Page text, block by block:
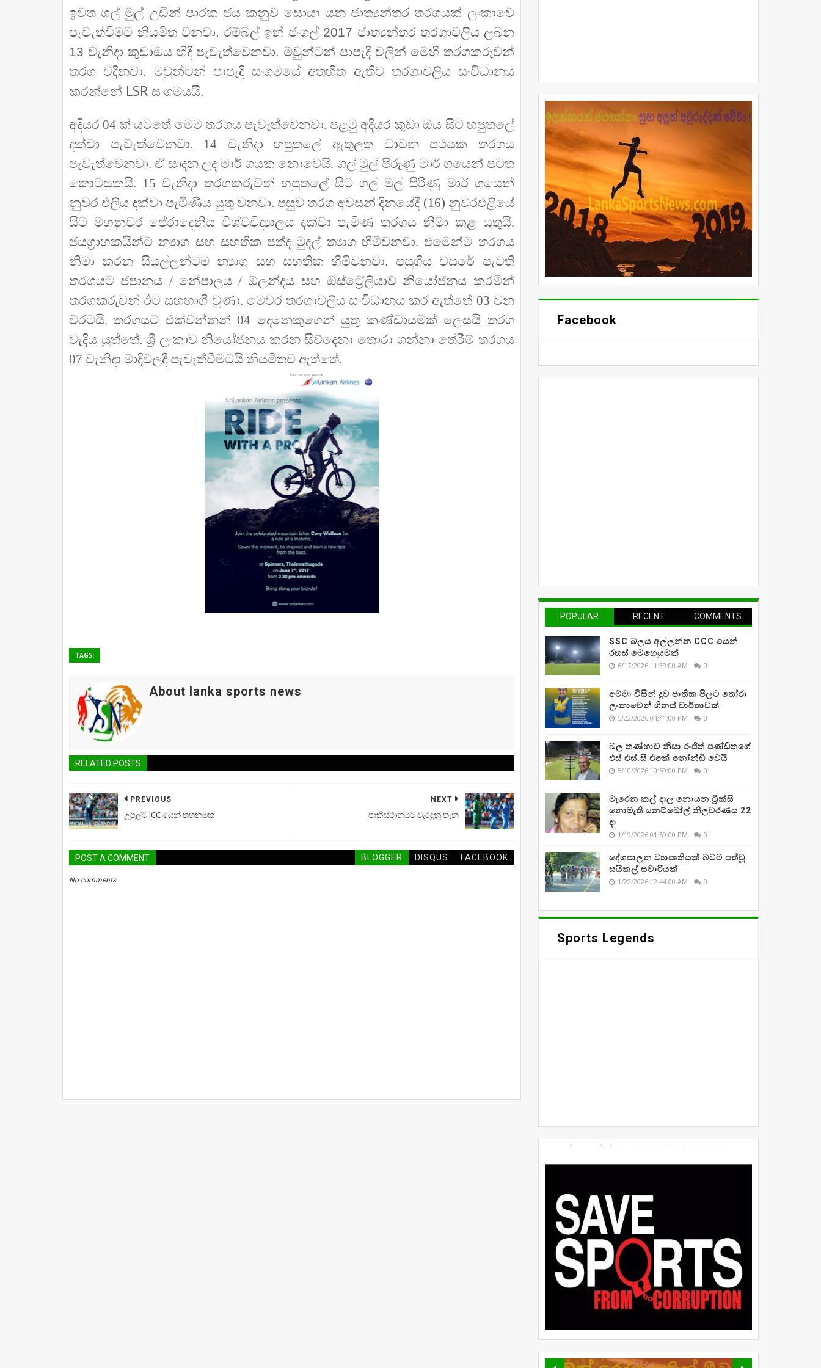
ඉවත ගල් මුල් උඩින් පාරක ජය කනුව සොයා යන ජාත්‍යන්තර තරගයක් ලංකාවෙ
පැවැත්වීමට නියමිත වනවා. රම්බල් ඉන් ජංගල් 2017 ජාත්‍යන්තර තරගාවලිය ලබන
13 වැනිදා කුඩාඔය හිදී පැවැත්වෙනවා. මවුන්ටන් පාපැදි වලින් මෙහි තරගකරුවන්
තරග වදිනවා. මවුන්ටන් පාපැදි සංගමයේ අතහිත ඇතිව තරගාවලිය සංවිධානය
කරන්නේ LSR සංගමයයි.
අදියර 04 ක් යටතේ මෙම තරගය පැවැත්වෙනවා. පළමු අදියර කුඩා ඔය සිට හපුතලේ
දක්වා පැවැත්වෙනවා. 14 වැනිදා හපුතලේ ඇතුලත ධාවන පථයක තරගය
පැවැත්වෙනවා. ඒ සාදන ලද මාර් ගයක නොවෙයි. ගල් මුල් පිරුණු මාර් ගයෙන් පටත
කොටසකයි. 15 වැනිදා තරගකරුවන් හපුතලේ සිට ගල් මුල් පිරිණු මාර් ගයෙන්
නුවර එලිය දක්වා පැමිණිය යුතු වනවා. පසුව තරග අවසන් දිනයේදී (16) නුවරඑළියේ
සිට මහනුවර පේරාදෙනිය විශ්වවිද්‍යාලය දක්වා පැමිණ තරගය නිමා කළ යුතුයි.
ජයග්‍රාහකයින්ට න්‍යාග සහ සහතික පත්ද මුදල් ත්‍යාග හිමිවනවා. එමෙන්ම තරගය
නිමා කරන සියල්ලන්ටම න්‍යාග සහ සහතික හිමිවනවා. පසුගිය වසරේ පැවති
තරගයට ජපානය / නේපාලය / ඕලන්දය සහ ඕස්ට්‍රේලියාව නියෝජනය කරමින්
තරගකරුවන් ඊට සහභාගී වූණා. මෙවර තරගාවලිය සංවිධානය කර ඇත්තේ 03 වන
වරටයි. තරගයට එක්වන්නන් 04 දෙනෙකුගෙන් යුතු කණ්ඩායමක් ලෙසයි තරග
වැදිය යුත්තේ. ශ්‍රී ලංකාව නියෝජනය කරන සිව්දෙනා තොරා ගන්නා තේරීම් තරගය
07 වැනිදා මාදිවලදී පැවැත්වීමටයි නියමිතව ඇත්තේ.
TAGS:
About lanka sports news
RELATED POSTS
NEXT
පාකිස්ථානයට වැරදුනු තැන
PREVIOUS
උපුල්ට ICC යෙන් තහනමක්
POST A COMMENT BLOGGER DISQUS FACEBOOK
No comments
Facebook
POPULAR RECENT COMMENTS
SSC බලය අල්ලන්න CCC යෙන්
රහස් මෙහෙයුමක්
6/17/2026 11:39:00 AM 0
අම්මා විසින් දුව ජාතික පිලට තෝරා
ලංකාවෙන් ගිනස් වාර්තාවක්
5/22/2026 04:41:00 PM 0
බල තණ්හාව නිසා රංජිත් පණ්ඩිතගේ
එස් එස්.සී එකේ නෝන්ඩි වෙයි
5/10/2026 10:59:00 PM 0
මැරෙන කල් දාල නොයන ට්‍රික්සි
නොමැති නෙට්බෝල් නිලවරණය 22
දා
1/19/2026 01:59:00 PM 0
දේශපාලන ව්‍යාපෘතියක් බවට පත්වූ
සයිකල් සවාරියක්
1/22/2026 12:44:00 AM 0
Sports Legends